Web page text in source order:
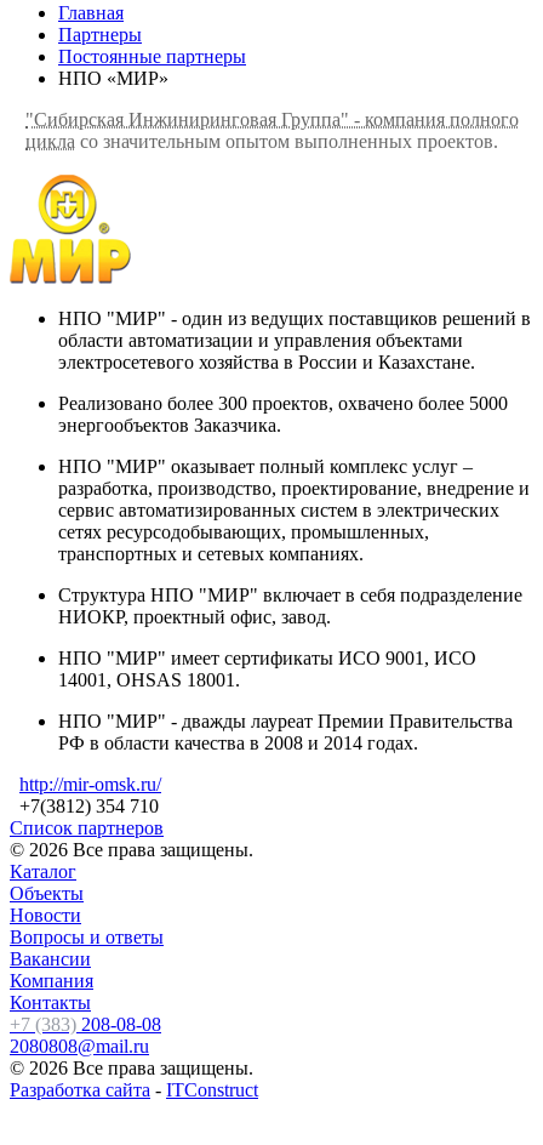
Главная
Партнеры
Постоянные партнеры
НПО «МИР»
"Сибирская Инжиниринговая Группа" - компания полного
цикла со значительным опытом выполненных проектов.
НПО "МИР" - один из ведущих поставщиков решений в
области автоматизации и управления объектами
электросетевого хозяйства в России и Казахстане.
Реализовано более 300 проектов, охвачено более 5000
энергообъектов Заказчика.
НПО "МИР" оказывает полный комплекс услуг –
разработка, производство, проектирование, внедрение и
сервис автоматизированных систем в электрических
сетях ресурсодобывающих, промышленных,
транспортных и сетевых компаниях.
Структура НПО "МИР" включает в себя подразделение
НИОКР, проектный офис, завод.
НПО "МИР" имеет сертификаты ИСО 9001, ИСО
14001, OHSAS 18001.
НПО "МИР" - дважды лауреат Премии Правительства
РФ в области качества в 2008 и 2014 годах.
http://mir-omsk.ru/
+7(3812) 354 710
Список партнеров
© 2026 Все права защищены.
Каталог
Объекты
Новости
Вопросы и ответы
Вакансии
Компания
Контакты
+7 (383) 208-08-08
2080808@mail.ru
© 2026 Все права защищены.
Разработка сайта - ITConstruct